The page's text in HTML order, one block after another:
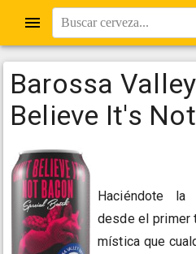
Buscar cerveza...
Barossa
Believe It's
Haciéndote
desde el primer
mística que